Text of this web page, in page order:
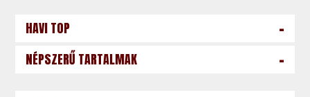
HAVI TOP -
NÉPSZERŰ TARTALMAK -